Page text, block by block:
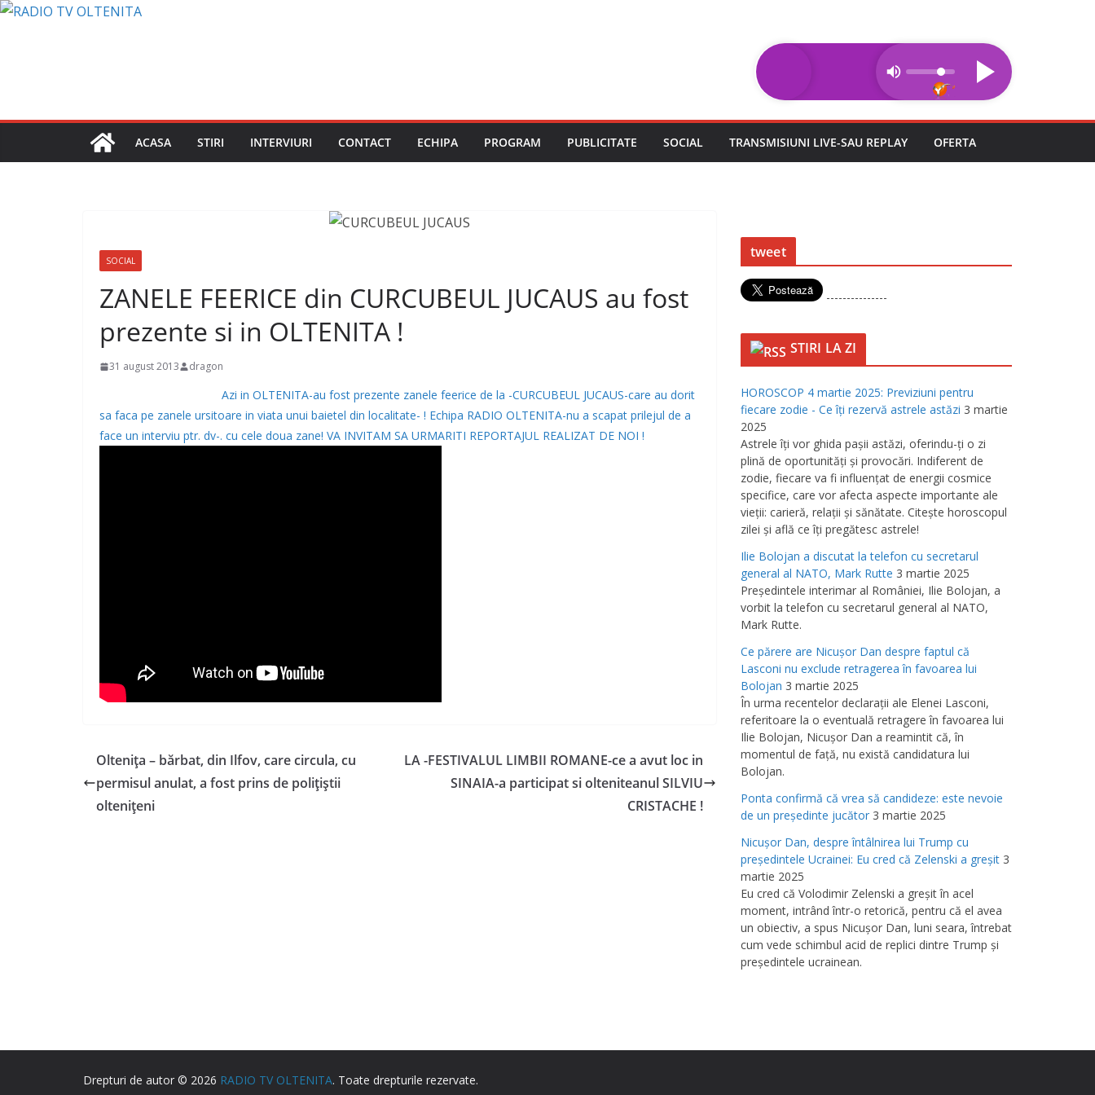
Sari
ACASA STIRI INTERVIURI CONTACT ECHIPA PROGRAM PUBLICITATE SOCIAL TRANSMISIUNI LIVE-SAU REPLAY OFERTA
SOCIAL
ZANELE FEERICE din CURCUBEUL JUCAUS au fost
prezente si in OLTENITA !
31 august 2013 dragon
Azi in OLTENITA-au fost prezente zanele feerice de la -CURCUBEUL JUCAUS-care au dorit
sa faca pe zanele ursitoare in viata unui baietel din localitate- ! Echipa RADIO OLTENITA-nu a scapat prilejul de a
face un interviu ptr. dv-. cu cele doua zane! VA INVITAM SA URMARITI REPORTAJUL REALIZAT DE NOI !
Olteniţa – bărbat, din Ilfov, care circula, cu
permisul anulat, a fost prins de poliţiştii
olteniţeni
LA -FESTIVALUL LIMBII ROMANE-ce a avut loc in
SINAIA-a participat si olteniteanul SILVIU
CRISTACHE !
tweet
---------------
STIRI LA ZI
HOROSCOP 4 martie 2025: Previziuni pentru
fiecare zodie - Ce îţi rezervă astrele astăzi 3 martie
2025
Astrele îţi vor ghida paşii astăzi, oferindu-ţi o zi
plină de oportunităţi şi provocări. Indiferent de
zodie, fiecare va fi influenţat de energii cosmice
specifice, care vor afecta aspecte importante ale
vieţii: carieră, relaţii şi sănătate. Citeşte horoscopul
zilei şi află ce îţi pregătesc astrele!
Ilie Bolojan a discutat la telefon cu secretarul
general al NATO, Mark Rutte 3 martie 2025
Preşedintele interimar al României, Ilie Bolojan, a
vorbit la telefon cu secretarul general al NATO,
Mark Rutte.
Ce părere are Nicuşor Dan despre faptul că
Lasconi nu exclude retragerea în favoarea lui
Bolojan 3 martie 2025
În urma recentelor declaraţii ale Elenei Lasconi,
referitoare la o eventuală retragere în favoarea lui
Ilie Bolojan, Nicuşor Dan a reamintit că, în
momentul de faţă, nu există candidatura lui
Bolojan.
Ponta confirmă că vrea să candideze: este nevoie
de un preşedinte jucător 3 martie 2025
Nicuşor Dan, despre întâlnirea lui Trump cu
preşedintele Ucrainei: Eu cred că Zelenski a greşit 3
martie 2025
Eu cred că Volodimir Zelenski a greşit în acel
moment, intrând într-o retorică, pentru că el avea
un obiectiv, a spus Nicuşor Dan, luni seara, întrebat
cum vede schimbul acid de replici dintre Trump şi
preşedintele ucrainean.
Drepturi de autor © 2026 RADIO TV OLTENITA. Toate drepturile rezervate.